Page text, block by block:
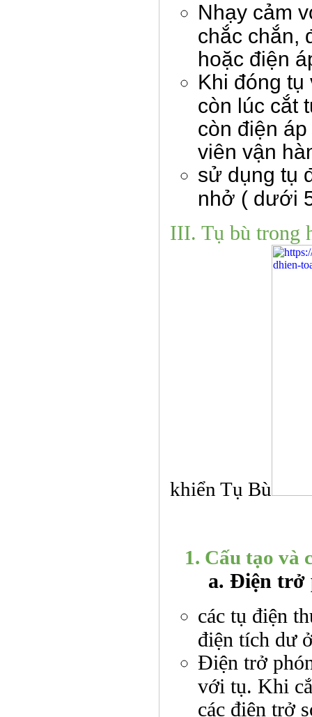
Nhạy cảm
chắc chắn,
hoặc điện
Khi đóng tụ
còn lúc cắt
còn điện
viên vận
sử dụng tụ
nhở ( dưới
III. Tụ bù trong
khiển Tụ Bù
1. Cấu tạo và
a. Điện trở
các tụ điện
điện tích dư
Điện trở
với tụ. Khi
các điện trở